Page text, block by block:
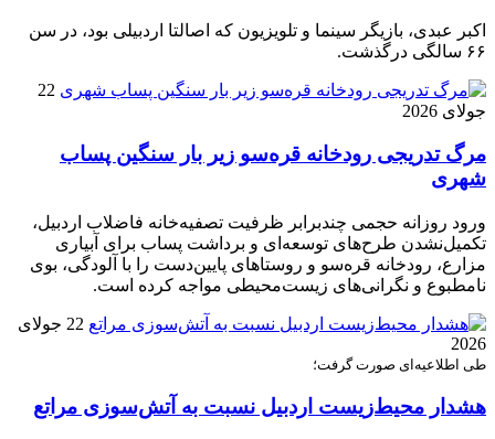
اکبر عبدی، بازیگر سینما و تلویزیون که اصالتا اردبیلی بود، در سن
۶۶ سالگی درگذشت.
22
جولای 2026
مرگ تدریجی رودخانه قره‌سو زیر بار سنگین پساب
شهری
ورود روزانه حجمی چندبرابر ظرفیت تصفیه‌خانه فاضلاب اردبیل،
تکمیل‌نشدن طرح‌های توسعه‌ای و برداشت پساب برای آبیاری
مزارع، رودخانه قره‌سو و روستاهای پایین‌دست را با آلودگی، بوی
نامطبوع و نگرانی‌های زیست‌محیطی مواجه کرده است.
22 جولای
2026
طی اطلاعیه‌ای صورت گرفت؛
هشدار محیط‌زیست اردبیل نسبت به آتش‌سوزی مراتع